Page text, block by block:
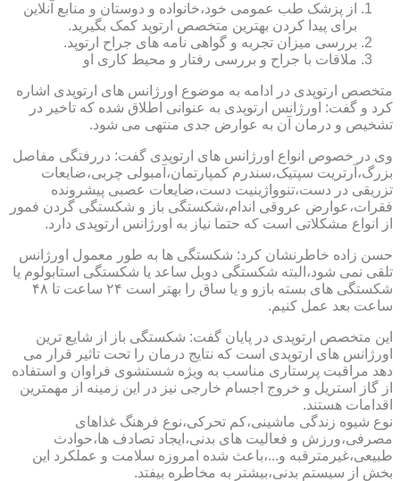
از پزشک طب عمومی خود،خانواده و دوستان و منابع آنلاین
برای پیدا کردن بهترین متخصص ارتوپد کمک بگیرید.
بررسی میزان تجربه و گواهی نامه های جراح ارتوپد.
ملاقات با جراح و بررسی رفتار و محیط کاری او
متخصص ارتوپدی در ادامه به موضوع اورژانس های ارتوپدی اشاره
کرد و گفت: اورژانس ارتوپدی به عنوانی اطلاق شده که تاخیر در
تشخیص و درمان آن به عوارض جدی منتهی می شود.
وی در خصوص انواع اورژانس های ارتوپدی گفت: دررفتگی مفاصل
بزرگ،آرتریت سپتیک،سندرم کمپارتمان،آمبولی چربی،ضایعات
تزریقی در دست،تنوواژینیت دست،ضایعات عصبی پیشرونده
فقرات،عوارض عروقی اندام،شکستگی باز و شکستگی گردن فمور
از انواع مشکلاتی است که حتما نیاز به اورژانس ارتوپدی دارد.
حسن زاده خاطرنشان کرد: شکستگی ها به طور معمول اورژانس
تلقی نمی شود،البته شکستگی دوبل ساعد یا شکستگی استابولوم یا
شکستگی های بسته بازو و یا ساق را بهتر است ۲۴ ساعت تا ۴۸
ساعت بعد عمل کنیم.
این متخصص ارتوپدی در پایان گفت: شکستگی باز از شایع ترین
اورژانس های ارتوپدی است که نتایج درمان را تحت تاثیر قرار می
دهد مراقبت پرستاری مناسب به ویژه شستشوی فراوان و استفاده
از گاز استریل و خروج اجسام خارجی نیز در این زمینه از مهمترین
اقدامات هستند.
نوع شیوه زندگی ماشینی،کم تحرکی،نوع فرهنگ غذاهای
مصرفی،ورزش و فعالیت های بدنی،ایجاد تصادف ها،حوادث
طبیعی،غیرمترقبه و...،باعث شده امروزه سلامت و عملکرد این
بخش از سیستم بدنی،بیشتر به مخاطره بیفتد.